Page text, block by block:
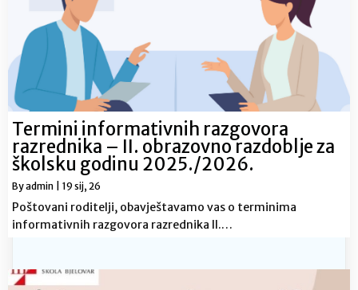
Termini informativnih razgovora
razrednika – II. obrazovno razdoblje za
školsku godinu 2025./2026.
Byadmin 19 sij, 26
Poštovani roditelji, obavještavamo vas o terminima
informativnih razgovora razrednika II.…